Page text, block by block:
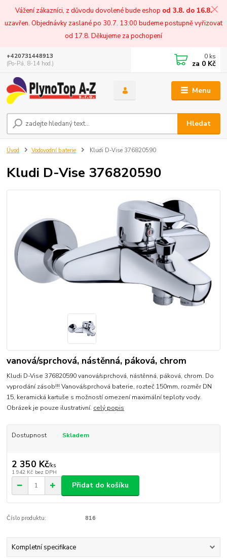
Vážení zákazníci, z důvodu dovolené bude eshop od 3.8. do 16.8.
uzavřen. Objednávky zaslané po 30.7. 13:00 budeme postupně vyřizovat
od 17.8. Děkujeme za pochopení
Menu
Hledat
+420731448913
(Po-Pá, 8-14 hod.)
0 ks
za 0 Kč
Úvod Vodovodní baterie Kludi D-Vise 376820590
Kludi D-Vise 376820590
vanová/sprchová, nástěnná, páková, chrom
Kludi D-Vise 376820590 vanová/sprchová, nástěnná, páková, chrom. Do
vyprodání zásob!!! Vanová/sprchová baterie, rozteč 150mm, rozměr DN
15, keramická kartuše s možností omezení maximální teploty vody.
Obrázek je pouze ilustrativní. celý popis
Dostupnost Skladem
2 350 Kč/ks
1 942 Kč bez DPH
Přidat do košíku
Číslo produktu: 816
Kompletní specifikace